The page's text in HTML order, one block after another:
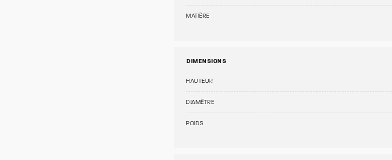
MATIÈRE
DIMENSIONS
HAUTEUR
DIAMÈTRE
POIDS